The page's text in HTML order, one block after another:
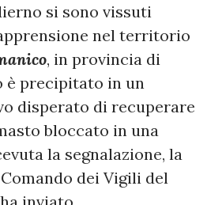
si sono vissuti
nel territorio
, in provincia di
è precipitato in un
disperato di recuperare
bloccato in una
la segnalazione, la
dei Vigili del